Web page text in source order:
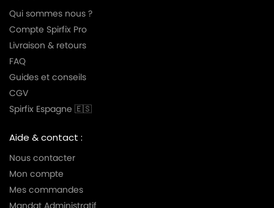
Qui sommes nous ?
Compte Spirfix Pro
Livraison & retours
FAQ
Guides et conseils
CGV
Spirfix Espagne 🇪🇸
Aide & contact :
Nous contacter
Mon compte
Mes commandes